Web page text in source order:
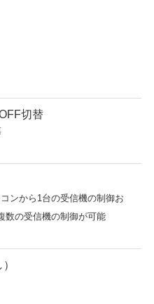
切替
ンから1台の受信機の制御お
数の受信機の制御が可能